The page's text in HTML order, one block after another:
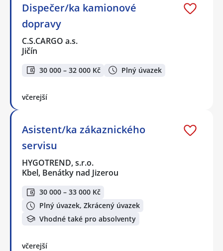
Dispečer/ka kamionové
dopravy
C.S.CARGO a.s.
Jičín
30 000 – 32 000 Kč Plný úvazek
včerejší
Asistent/ka zákaznického
servisu
HYGOTREND, s.r.o.
Kbel, Benátky nad Jizerou
30 000 – 33 000 Kč
Plný úvazek, Zkrácený úvazek
Vhodné také pro absolventy
včerejší